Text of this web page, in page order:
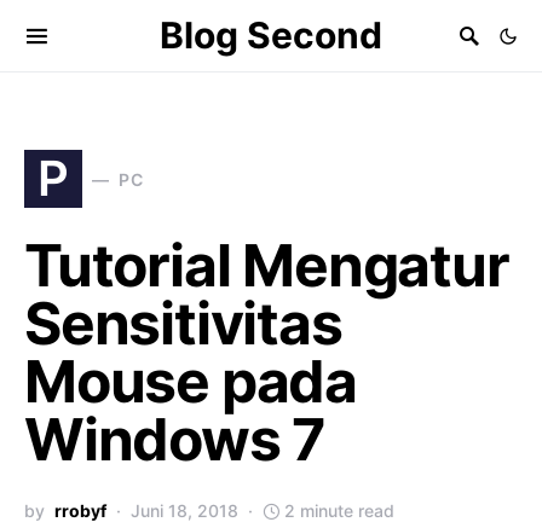
Blog Second
P PC
Tutorial Mengatur
Sensitivitas
Mouse pada
Windows 7
by rrobyf Juni 18, 2018 2 minute read